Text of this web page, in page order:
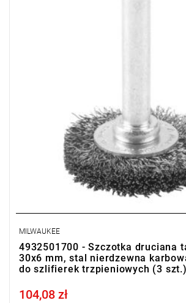
MILWAUKEE
4932501700 - Szczotka druciana
30x6 mm, stal nierdzewna
do szlifierek trzpieniowych (3 szt.)
Price tax included
104,08 zł